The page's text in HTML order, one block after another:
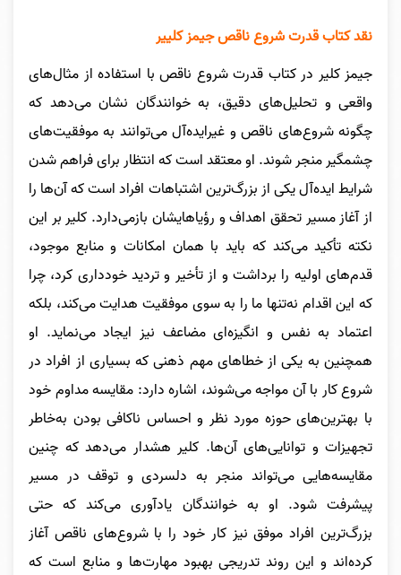
نقد کتاب قدرت شروع ناقص جیمز کلییر
جیمز کلیر در کتاب قدرت شروع ناقص با استفاده از مثال‌های
واقعی و تحلیل‌های دقیق، به خوانندگان نشان می‌دهد که
چگونه شروع‌های ناقص و غیرایده‌آل می‌توانند به موفقیت‌های
چشمگیر منجر شوند. او معتقد است که انتظار برای فراهم شدن
شرایط ایده‌آل یکی از بزرگ‌ترین اشتباهات افراد است که آن‌ها را
از آغاز مسیر تحقق اهداف و رؤیاهایشان بازمی‌دارد. کلیر بر این
نکته تأکید می‌کند که باید با همان امکانات و منابع موجود،
قدم‌های اولیه را برداشت و از تأخیر و تردید خودداری کرد، چرا
که این اقدام نه‌تنها ما را به سوی موفقیت هدایت می‌کند، بلکه
اعتماد به نفس و انگیزه‌ای مضاعف نیز ایجاد می‌نماید. او
همچنین به یکی از خطاهای مهم ذهنی که بسیاری از افراد در
شروع کار با آن مواجه می‌شوند، اشاره دارد: مقایسه مداوم خود
با بهترین‌های حوزه مورد نظر و احساس ناکافی بودن به‌خاطر
تجهیزات و توانایی‌های آن‌ها. کلیر هشدار می‌دهد که چنین
مقایسه‌هایی می‌تواند منجر به دلسردی و توقف در مسیر
پیشرفت شود. او به خوانندگان یادآوری می‌کند که حتی
بزرگ‌ترین افراد موفق نیز کار خود را با شروع‌های ناقص آغاز
کرده‌اند و این روند تدریجی بهبود مهارت‌ها و منابع است که